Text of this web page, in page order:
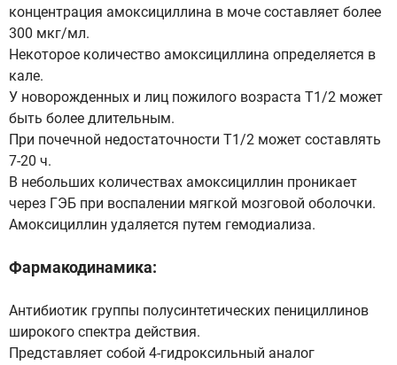
концентрация амоксициллина в моче составляет более
300 мкг/мл.
Некоторое количество амоксициллина определяется в
кале.
У новорожденных и лиц пожилого возраста T1/2 может
быть более длительным.
При почечной недостаточности T1/2 может составлять
7-20 ч.
В небольших количествах амоксициллин проникает
через ГЭБ при воспалении мягкой мозговой оболочки.
Амоксициллин удаляется путем гемодиализа.
Фармакодинамика:
Антибиотик группы полусинтетических пенициллинов
широкого спектра действия.
Представляет собой 4-гидроксильный аналог